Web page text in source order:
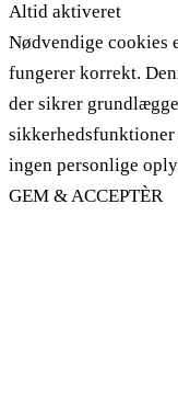
Altid aktiveret
Nødvendige cookies
fungerer korrekt.
der sikrer
sikkerhedsfunktioner
ingen personlige
GEM & ACCEPTÈR